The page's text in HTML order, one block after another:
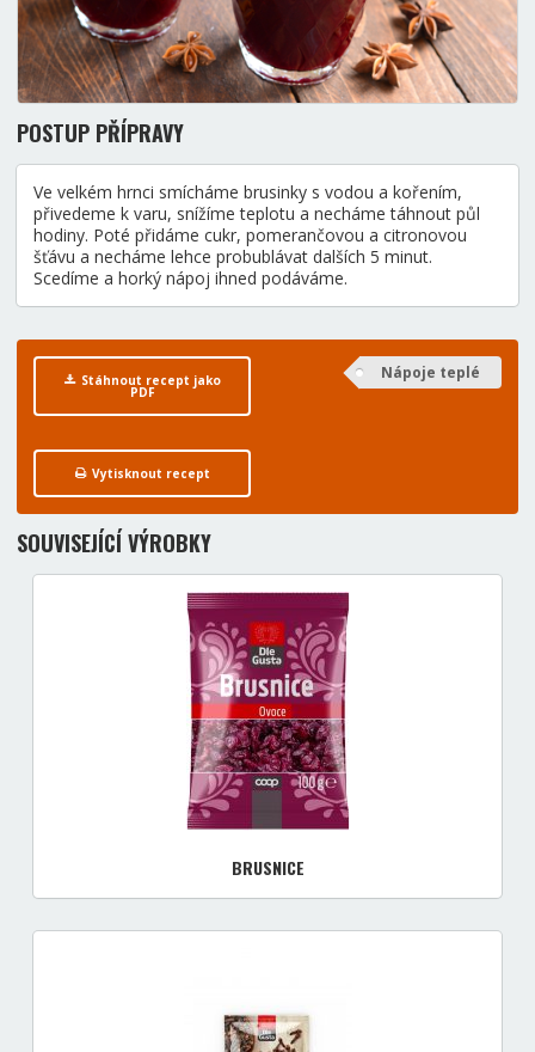
POSTUP PŘÍPRAVY
Ve velkém hrnci smícháme brusinky s vodou a kořením,
přivedeme k varu, snížíme teplotu a necháme táhnout půl
hodiny. Poté přidáme cukr, pomerančovou a citronovou
šťávu a necháme lehce probublávat dalších 5 minut.
Scedíme a horký nápoj ihned podáváme.
Stáhnout recept jako
PDF
Vytisknout recept
Nápoje teplé
SOUVISEJÍCÍ VÝROBKY
BRUSNICE